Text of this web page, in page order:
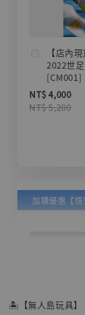
【店內
2022世
[CM001]
NT$ 4,000
NT$ 5,200
🏝【無人島玩具】